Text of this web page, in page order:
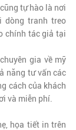
tự hào là nơi
dòng tranh treo
chính tác giả tại
gia về mỹ
năng tư vấn các
cách của khách
và miễn phí.
họa tiết in trên